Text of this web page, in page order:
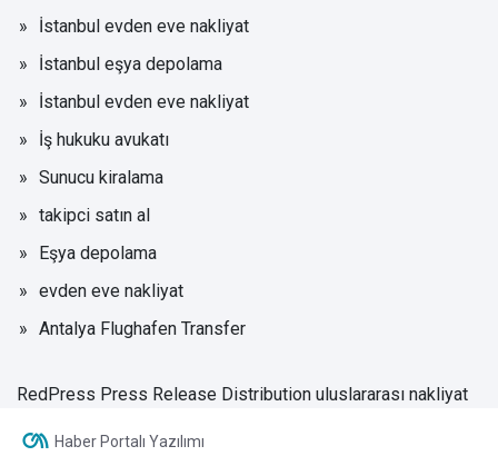
İstanbul evden eve nakliyat
İstanbul eşya depolama
İstanbul evden eve nakliyat
İş hukuku avukatı
Sunucu kiralama
takipci satın al
Eşya depolama
evden eve nakliyat
Antalya Flughafen Transfer
RedPress Press Release Distribution uluslararası nakliyat
Haber Portalı Yazılımı